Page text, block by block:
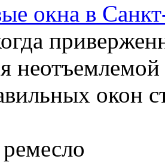
окна в
окон